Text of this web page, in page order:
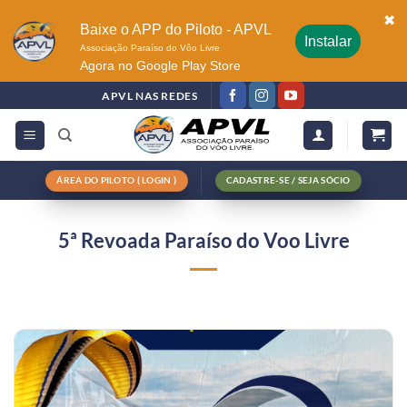
Baixe o APP do Piloto - APVL
Associação Paraíso do Vôo Livre
Agora no Google Play Store
Instalar
✖
APVL NAS REDES
ÁREA DO PILOTO ( LOGIN ) CADASTRE-SE / SEJA SÓCIO
5ª Revoada Paraíso do Voo Livre